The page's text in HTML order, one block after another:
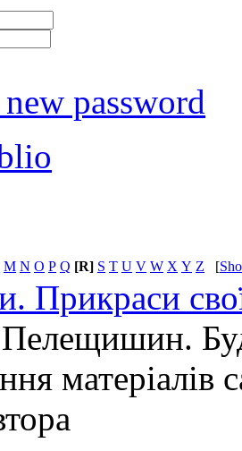
password
M N O P Q [R] S T U V W X Y Z [
Прикраси
матеріалів